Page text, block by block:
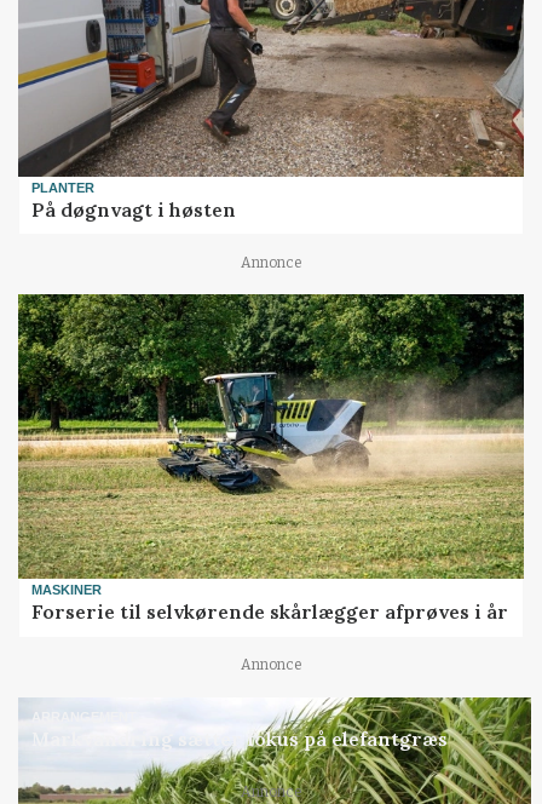
PLANTER
På døgnvagt i høsten
Annonce
MASKINER
Forserie til selvkørende skårlægger afprøves i år
Annonce
ARRANGEMENT
Markvandring sætter fokus på elefantgræs
Annonce